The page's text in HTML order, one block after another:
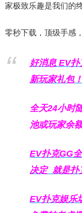
家极致乐趣是我们的
零秒下载，顶级手感
好消息 EV
新玩家礼包！
全天24小时
池或玩家余
EV扑克GG
决定 就是扑
EV扑克娱乐